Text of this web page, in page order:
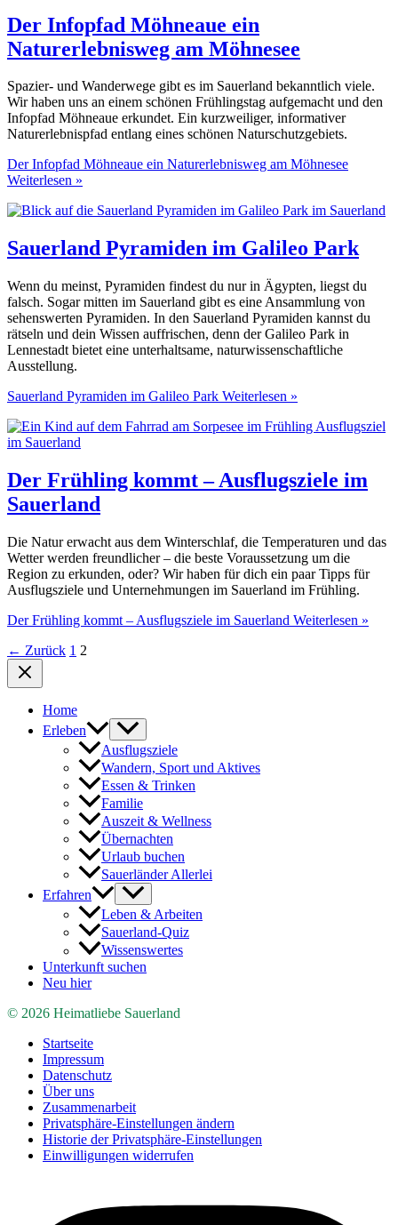
Der Infopfad Möhneaue ein
Naturerlebnisweg am Möhnesee
Spazier- und Wanderwege gibt es im Sauerland bekanntlich viele.
Wir haben uns an einem schönen Frühlingstag aufgemacht und den
Infopfad Möhneaue erkundet. Ein kurzweiliger, informativer
Naturerlebnispfad entlang eines schönen Naturschutzgebiets.
Der Infopfad Möhneaue ein Naturerlebnisweg am Möhnesee
Weiterlesen »
Sauerland Pyramiden im Galileo Park
Wenn du meinst, Pyramiden findest du nur in Ägypten, liegst du
falsch. Sogar mitten im Sauerland gibt es eine Ansammlung von
sehenswerten Pyramiden. In den Sauerland Pyramiden kannst du
rätseln und dein Wissen auffrischen, denn der Galileo Park in
Lennestadt bietet eine unterhaltsame, naturwissenschaftliche
Ausstellung.
Sauerland Pyramiden im Galileo Park Weiterlesen »
Der Frühling kommt – Ausflugsziele im
Sauerland
Die Natur erwacht aus dem Winterschlaf, die Temperaturen und das
Wetter werden freundlicher – die beste Voraussetzung um die
Region zu erkunden, oder? Wir haben für dich ein paar Tipps für
Ausflugsziele und Unternehmungen im Sauerland im Frühling.
Der Frühling kommt – Ausflugsziele im Sauerland Weiterlesen »
← Zurück 1 2
Home
Erleben
Ausflugsziele
Wandern, Sport und Aktives
Essen & Trinken
Familie
Auszeit & Wellness
Übernachten
Urlaub buchen
Sauerländer Allerlei
Erfahren
Leben & Arbeiten
Sauerland-Quiz
Wissenswertes
Unterkunft suchen
Neu hier
© 2026 Heimatliebe Sauerland
Startseite
Impressum
Datenschutz
Über uns
Zusammenarbeit
Privatsphäre-Einstellungen ändern
Historie der Privatsphäre-Einstellungen
Einwilligungen widerrufen